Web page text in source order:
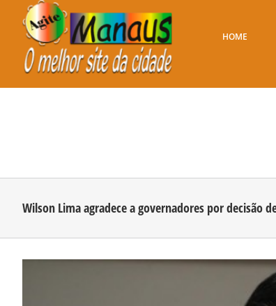
conteúdo
HOME
Wilson Lima agradece a governadores por decisão